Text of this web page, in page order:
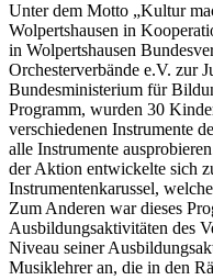
Unter dem Motto „Kultur
Wolpertshausen in
in Wolpertshausen
Orchesterverbände e.V. zur
Bundesministerium für
Programm, wurden 30
verschiedenen Instrumente
alle Instrumente
der Aktion entwickelte sich
Instrumentenkarussel,
Zum Anderen war dieses
Ausbildungsaktivitäten des
Niveau seiner
Musiklehrer an, die in den